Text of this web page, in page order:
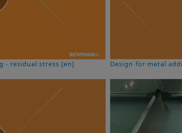
- residual stress [en] Design for metal